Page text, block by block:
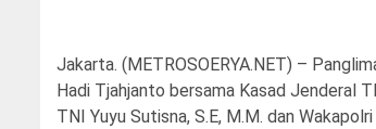
Jakarta. (METROSOERYA.NET) –
Hadi Tjahjanto bersama Kasad Jenderal
TNI Yuyu Sutisna, S.E, M.M. dan